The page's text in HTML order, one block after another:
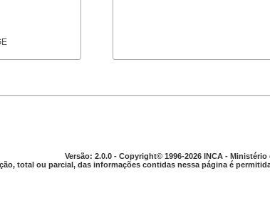
Versão: 2.0.0 - Copyright© 1996-2026 INCA - Ministério
total ou parcial, das informações contidas nessa página é